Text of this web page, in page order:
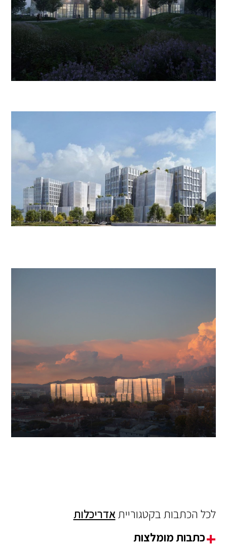
לכל הכתבות בקטגורייתאדריכלות
כתבות מומלצות